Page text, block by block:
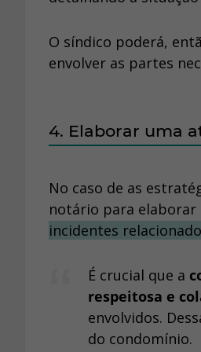
O síndico poderá,
envolver as partes
4. Elaborar uma
No caso de as
notário para
incidentes
É crucial que a
respeitosa e
envolvidos.
do condomínio.